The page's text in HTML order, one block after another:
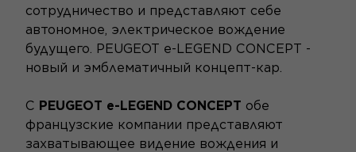
сотрудничество и представляют себе
автономное, электрическое вождение
будущего. PEUGEOT e-LEGEND CONCEPT -
новый и эмблематичный концепт-кар.
С PEUGEOT e-LEGEND CONCEPT обе
французские компании представляют
захватывающее видение вождения и